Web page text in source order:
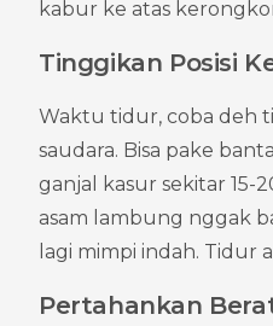
kabur ke atas
Tinggikan Posisi
Waktu tidur, coba deh
saudara. Bisa pake
ganjal kasur sekitar 15-
asam lambung nggak
lagi mimpi indah. Tidur
Pertahankan